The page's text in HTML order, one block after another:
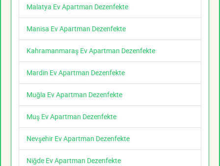
Malatya Ev Apartman Dezenfekte
Manisa Ev Apartman Dezenfekte
Kahramanmaraş Ev Apartman Dezenfekte
Mardin Ev Apartman Dezenfekte
Muğla Ev Apartman Dezenfekte
Muş Ev Apartman Dezenfekte
Nevşehir Ev Apartman Dezenfekte
Niğde Ev Apartman Dezenfekte